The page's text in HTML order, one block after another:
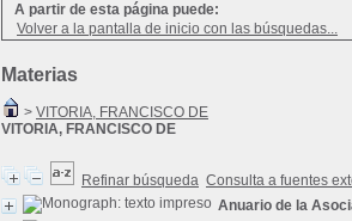
A partir de esta página puede:
Volver a la pantalla de inicio con las búsquedas...
Materias
> VITORIA, FRANCISCO DE
VITORIA, FRANCISCO DE
Refinar búsqueda Consulta a fuentes
Anuario de la